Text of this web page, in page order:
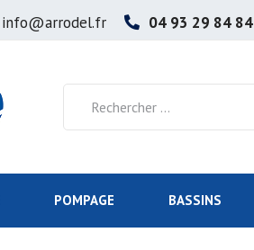
info@arrodel.fr 04 93 29 84 84
POMPAGE BASSINS